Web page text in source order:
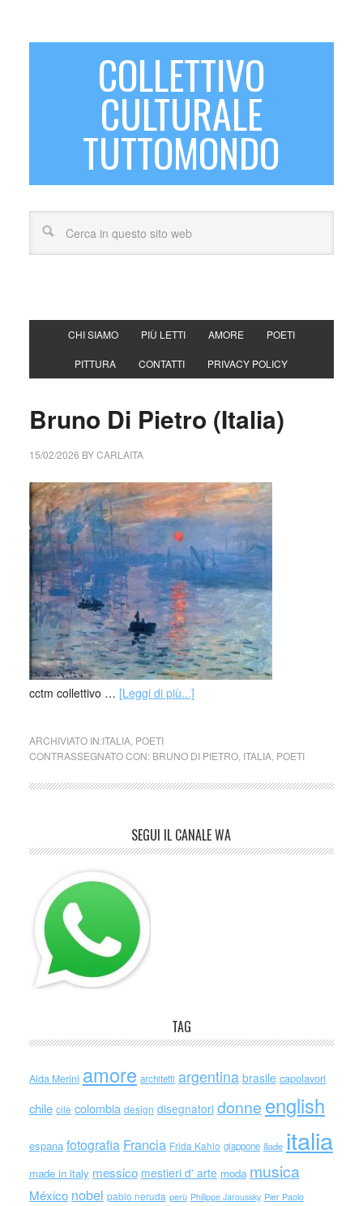
COLLETTIVO
CULTURALE
TUTTOMONDO
CHI SIAMO PIÙ LETTI AMORE POETI
PITTURA CONTATTI PRIVACY POLICY
Bruno Di Pietro (Italia)
15/02/2026 BYCARLAITA
cctm collettivo … [Leggi di più...]
ARCHIVIATO IN:ITALIA, POETI
CONTRASSEGNATO CON: BRUNO DI PIETRO, ITALIA, POETI
SEGUI IL CANALE WA
TAG
Alda Merini amore architetti argentina brasile capolavori
chile cile colombia design disegnatori donne english
espana fotografia Francia Frida Kahlo giappone iliade italia
made in italy messico mestieri d' arte moda musica
México nobel pablo neruda perù Philippe Jaroussky Pier Paolo